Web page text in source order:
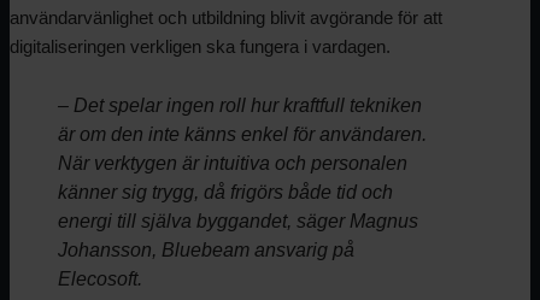
användarvänlighet och utbildning blivit avgörande för att
digitaliseringen verkligen ska fungera i vardagen.
– Det spelar ingen roll hur kraftfull tekniken
är om den inte känns enkel för användaren.
När verktygen är intuitiva och personalen
känner sig trygg, då frigörs både tid och
energi till själva byggandet, säger Magnus
Johansson, Bluebeam ansvarig på
Elecosoft.